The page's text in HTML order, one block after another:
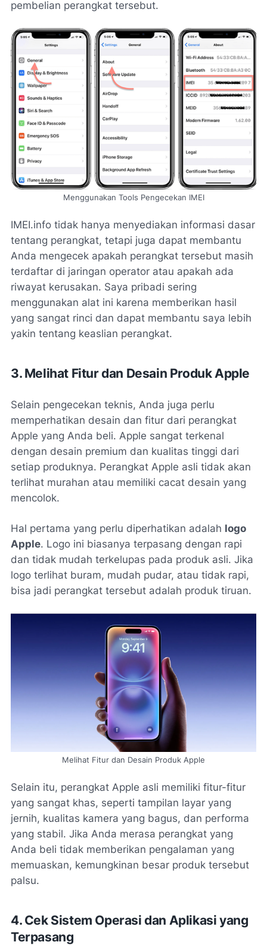
pembelian perangkat tersebut.
Menggunakan Tools Pengecekan IMEI
IMEI.info tidak hanya menyediakan informasi dasar
tentang perangkat, tetapi juga dapat membantu
Anda mengecek apakah perangkat tersebut masih
terdaftar di jaringan operator atau apakah ada
riwayat kerusakan. Saya pribadi sering
menggunakan alat ini karena memberikan hasil
yang sangat rinci dan dapat membantu saya lebih
yakin tentang keaslian perangkat.
3. Melihat Fitur dan Desain Produk Apple
Selain pengecekan teknis, Anda juga perlu
memperhatikan desain dan fitur dari perangkat
Apple yang Anda beli. Apple sangat terkenal
dengan desain premium dan kualitas tinggi dari
setiap produknya. Perangkat Apple asli tidak akan
terlihat murahan atau memiliki cacat desain yang
mencolok.
Hal pertama yang perlu diperhatikan adalah logo
Apple. Logo ini biasanya terpasang dengan rapi
dan tidak mudah terkelupas pada produk asli. Jika
logo terlihat buram, mudah pudar, atau tidak rapi,
bisa jadi perangkat tersebut adalah produk tiruan.
Melihat Fitur dan Desain Produk Apple
Selain itu, perangkat Apple asli memiliki fitur-fitur
yang sangat khas, seperti tampilan layar yang
jernih, kualitas kamera yang bagus, dan performa
yang stabil. Jika Anda merasa perangkat yang
Anda beli tidak memberikan pengalaman yang
memuaskan, kemungkinan besar produk tersebut
palsu.
4. Cek Sistem Operasi dan Aplikasi yang
Terpasang